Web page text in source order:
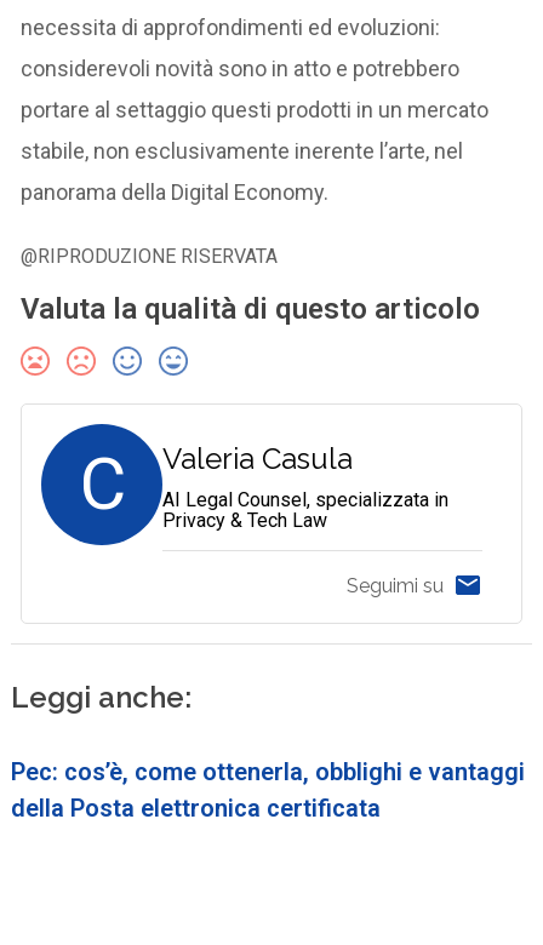
necessita di approfondimenti ed evoluzioni:
considerevoli novità sono in atto e potrebbero
portare al settaggio questi prodotti in un mercato
stabile, non esclusivamente inerente l’arte, nel
panorama della Digital Economy.
@RIPRODUZIONE RISERVATA
Valuta la qualità di questo articolo
C Valeria Casula
AI Legal Counsel, specializzata in
Privacy & Tech Law
Seguimi su
Leggi anche:
Pec: cos’è, come ottenerla, obblighi e vantaggi
della Posta elettronica certificata